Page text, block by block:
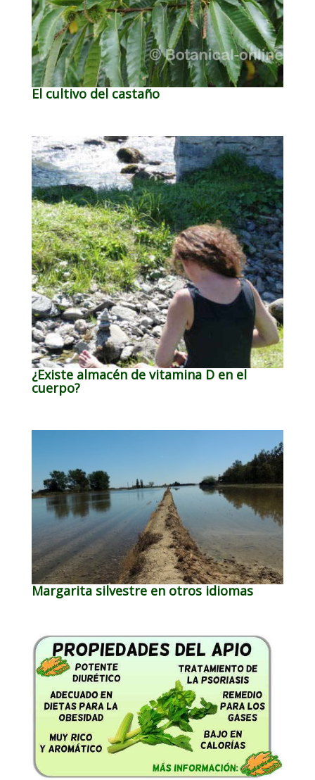
El cultivo del castaño
¿Existe almacén de vitamina D en el
cuerpo?
Margarita silvestre en otros idiomas